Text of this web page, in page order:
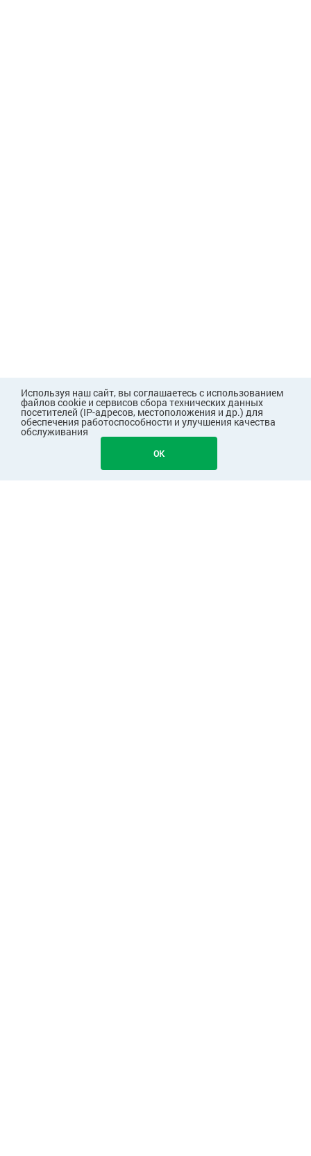
Используя наш сайт, вы соглашаетесь с использованием
файлов cookie и сервисов сбора технических данных
посетителей (IP-адресов, местоположения и др.) для
обеспечения работоспособности и улучшения качества
обслуживания
OK